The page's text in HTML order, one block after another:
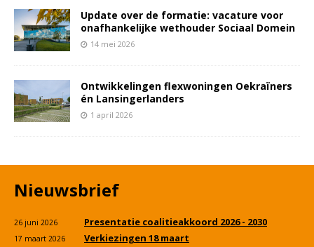
Update over de formatie: vacature voor
onafhankelijke wethouder Sociaal Domein
14 mei 2026
Ontwikkelingen flexwoningen Oekraïners
én Lansingerlanders
1 april 2026
Nieuwsbrief
26 juni 2026 Presentatie coalitieakkoord 2026 - 2030
17 maart 2026 Verkiezingen 18 maart